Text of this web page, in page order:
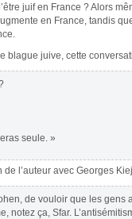
juif en France ? Alors
en France, tandis
blague juive, cette
seule. »
l’auteur avec Georges
de vouloir que les gens
notez ça, Sfar.